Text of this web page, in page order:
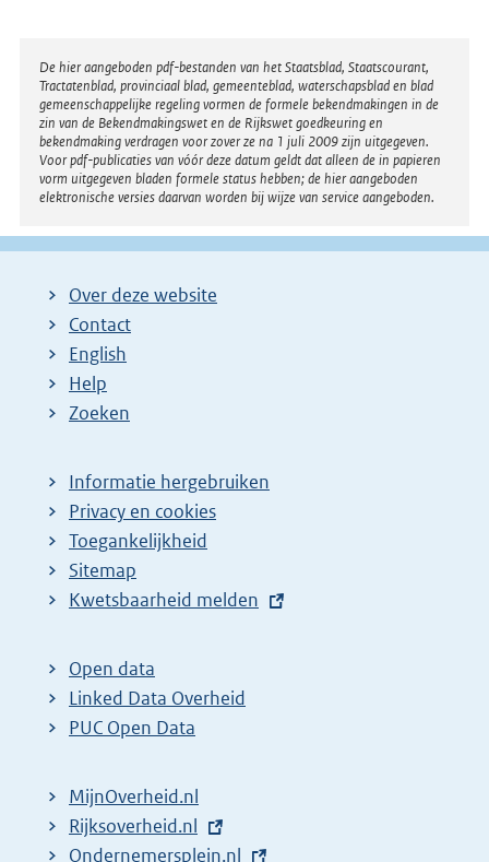
Disclaimer
De hier aangeboden pdf-bestanden van het Staatsblad, Staatscourant,
Tractatenblad, provinciaal blad, gemeenteblad, waterschapsblad en blad
gemeenschappelijke regeling vormen de formele bekendmakingen in de
zin van de Bekendmakingswet en de Rijkswet goedkeuring en
bekendmaking verdragen voor zover ze na 1 juli 2009 zijn uitgegeven.
Voor pdf-publicaties van vóór deze datum geldt dat alleen de in papieren
vorm uitgegeven bladen formele status hebben; de hier aangeboden
elektronische versies daarvan worden bij wijze van service aangeboden.
Over deze website
Contact
English
Help
Zoeken
Informatie hergebruiken
Privacy en cookies
Toegankelijkheid
Sitemap
E
t
e
r
l
i
Kwetsbaarheid melden
Open data
Linked Data Overheid
PUC Open Data
MijnOverheid.nl
E
x
Rijksoverheid.nl
E
Ondernemersplein.nl